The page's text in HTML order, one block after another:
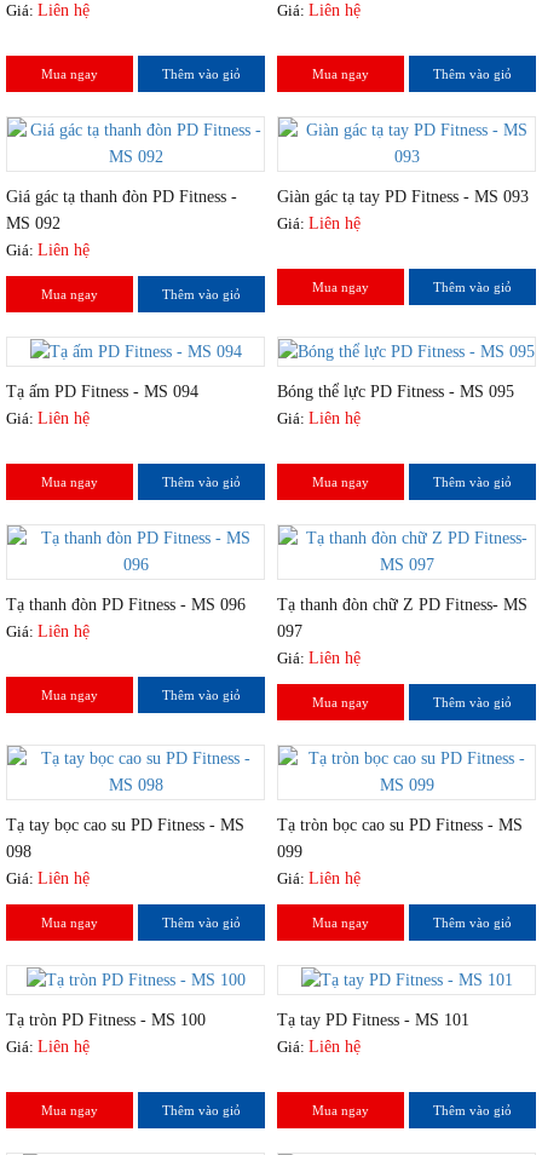
Giá: Liên hệ
Mua ngay Thêm vào giỏ
Giá: Liên hệ
Mua ngay Thêm vào giỏ
Giá gác tạ thanh đòn PD Fitness -
MS 092
Giá: Liên hệ
Mua ngay Thêm vào giỏ
Giàn gác tạ tay PD Fitness - MS 093
Giá: Liên hệ
Mua ngay Thêm vào giỏ
Tạ ấm PD Fitness - MS 094
Giá: Liên hệ
Mua ngay Thêm vào giỏ
Bóng thể lực PD Fitness - MS 095
Giá: Liên hệ
Mua ngay Thêm vào giỏ
Tạ thanh đòn PD Fitness - MS 096
Giá: Liên hệ
Mua ngay Thêm vào giỏ
Tạ thanh đòn chữ Z PD Fitness- MS
097
Giá: Liên hệ
Mua ngay Thêm vào giỏ
Tạ tay bọc cao su PD Fitness - MS
098
Giá: Liên hệ
Mua ngay Thêm vào giỏ
Tạ tròn bọc cao su PD Fitness - MS
099
Giá: Liên hệ
Mua ngay Thêm vào giỏ
Tạ tròn PD Fitness - MS 100
Giá: Liên hệ
Mua ngay Thêm vào giỏ
Tạ tay PD Fitness - MS 101
Giá: Liên hệ
Mua ngay Thêm vào giỏ